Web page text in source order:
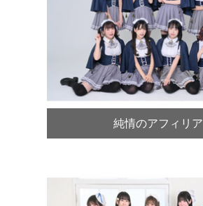
純情のアフィリア